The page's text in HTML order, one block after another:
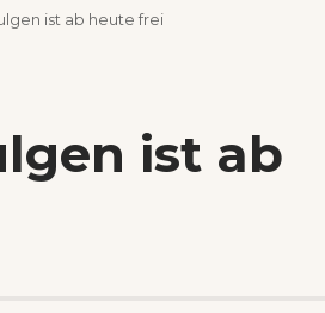
ist ab heute frei
ist ab